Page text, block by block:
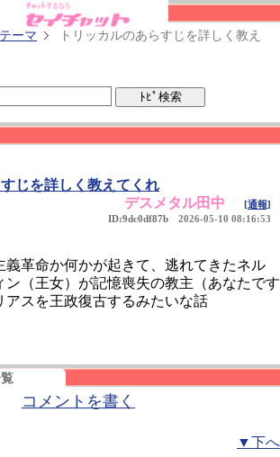
ーマ
トリッカルのあらすじを詳しく教え
じを詳しく教えてくれ
デスメタル田中
[通報]
ID:9dc0df87b 2026-05-10 08:16:53
義革命か何かが起きて、逃れてきたネル
ン（王女）が記憶喪失の教主（あなたです
アスを王政復古するみたいな話
コメントを書く
▼下へ